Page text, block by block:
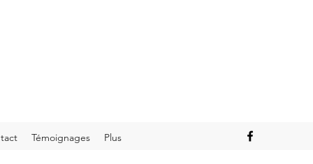
Témoignages Plus